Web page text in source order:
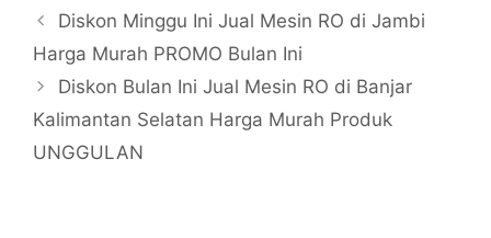
Diskon Minggu Ini Jual Mesin RO di Jambi
Harga Murah PROMO Bulan Ini
Diskon Bulan Ini Jual Mesin RO di Banjar
Kalimantan Selatan Harga Murah Produk
UNGGULAN